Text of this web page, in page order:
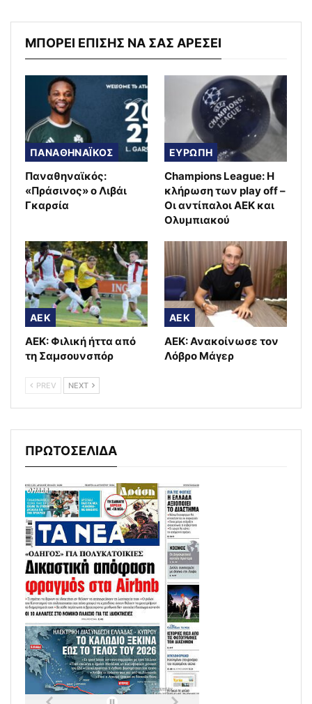
ΜΠΟΡΕΙ ΕΠΙΣΗΣ ΝΑ ΣΑΣ ΑΡΕΣΕΙ
ΠΑΝΑΘΗΝΑΪΚΟΣ
Παναθηναϊκός:
«Πράσινος» ο Λιβάι
Γκαρσία
ΕΥΡΩΠΗ
Champions League: Η
κλήρωση των play off –
Οι αντίπαλοι ΑΕΚ και
Ολυμπιακού
AEK
ΑΕΚ: Φιλική ήττα από
τη Σαμσουνσπόρ
AEK
ΑΕΚ: Ανακοίνωσε τον
Λόβρο Μάγερ
PREV NEXT
ΠΡΩΤΟΣΕΛΙΔΑ